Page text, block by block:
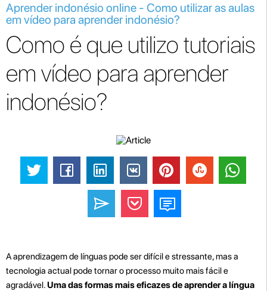
Aprender indonésio online - Como utilizar as aulas
em vídeo para aprender indonésio?
Como é que utilizo tutoriais
em vídeo para aprender
indonésio?
A aprendizagem de línguas pode ser difícil e stressante, mas a
tecnologia actual pode tornar o processo muito mais fácil e
agradável.Uma das formas mais eficazes de aprender a língua